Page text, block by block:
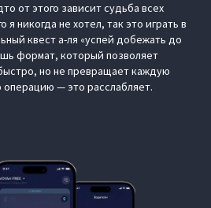
от этого зависит судьба всех
я никогда не хотел, так это играть в
квест а-ля «успей добежать до
формат, который позволяет
но не превращает каждую
операцию — это расслабляет.